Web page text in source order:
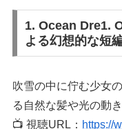
1. Ocean Dre1.
よる幻想的な短
吹雪の中に佇む少女
る自然な髪や光の動
📺 視聴URL： https://